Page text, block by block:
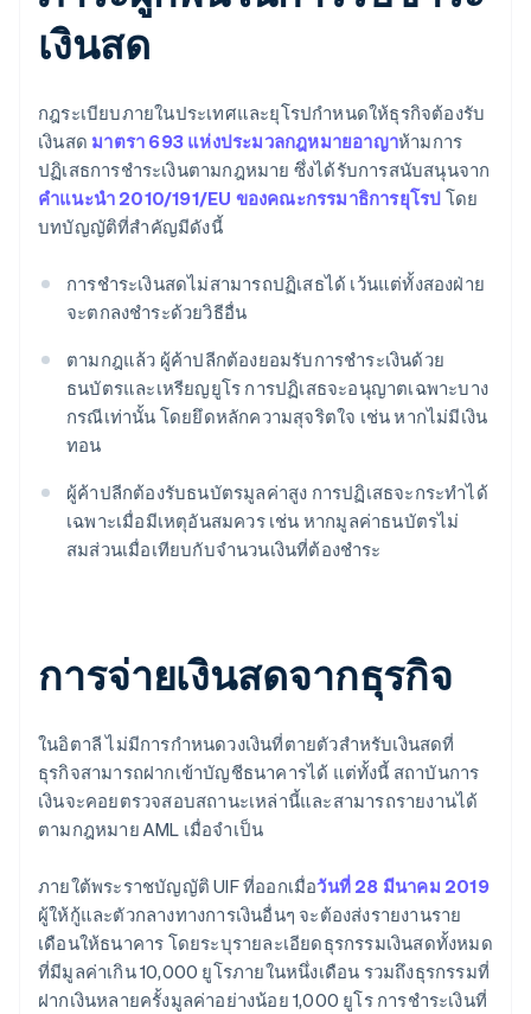
เงินสด
กฎระเบียบภายในประเทศและยุโรปกำหนดให้ธุรกิจต้องรับ
เงินสด มาตรา 693 แห่งประมวลกฎหมายอาญาห้ามการ
ปฏิเสธการชำระเงินตามกฎหมาย ซึ่งได้รับการสนับสนุนจาก
คำแนะนำ 2010/191/EU ของคณะกรรมาธิการยุโรป โดย
บทบัญญัติที่สำคัญมีดังนี้
การชำระเงินสดไม่สามารถปฏิเสธได้ เว้นแต่ทั้งสองฝ่าย
จะตกลงชำระด้วยวิธีอื่น
ตามกฎแล้ว ผู้ค้าปลีกต้องยอมรับการชำระเงินด้วย
ธนบัตรและเหรียญยูโร การปฏิเสธจะอนุญาตเฉพาะบาง
กรณีเท่านั้น โดยยึดหลักความสุจริตใจ เช่น หากไม่มีเงิน
ทอน
ผู้ค้าปลีกต้องรับธนบัตรมูลค่าสูง การปฏิเสธจะกระทำได้
เฉพาะเมื่อมีเหตุอันสมควร เช่น หากมูลค่าธนบัตรไม่
สมส่วนเมื่อเทียบกับจำนวนเงินที่ต้องชำระ
การจ่ายเงินสดจากธุรกิจ
ในอิตาลี ไม่มีการกำหนดวงเงินที่ตายตัวสำหรับเงินสดที่
ธุรกิจสามารถฝากเข้าบัญชีธนาคารได้ แต่ทั้งนี้ สถาบันการ
เงินจะคอยตรวจสอบสถานะเหล่านี้และสามารถรายงานได้
ตามกฎหมาย AML เมื่อจำเป็น
ภายใต้พระราชบัญญัติ UIF ที่ออกเมื่อวันที่ 28 มีนาคม 2019
ผู้ให้กู้และตัวกลางทางการเงินอื่นๆ จะต้องส่งรายงานราย
เดือนให้ธนาคาร โดยระบุรายละเอียดธุรกรรมเงินสดทั้งหมด
ที่มีมูลค่าเกิน 10,000 ยูโรภายในหนึ่งเดือน รวมถึงธุรกรรมที่
ฝากเงินหลายครั้งมูลค่าอย่างน้อย 1,000 ยูโร การชำระเงินที่